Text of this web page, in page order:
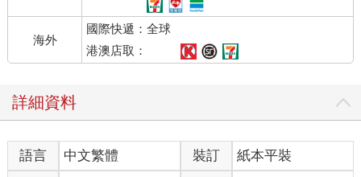
海外
國際快遞：全球
港澳店取：
詳細資料
語言 中文繁體 裝訂
紙本平裝